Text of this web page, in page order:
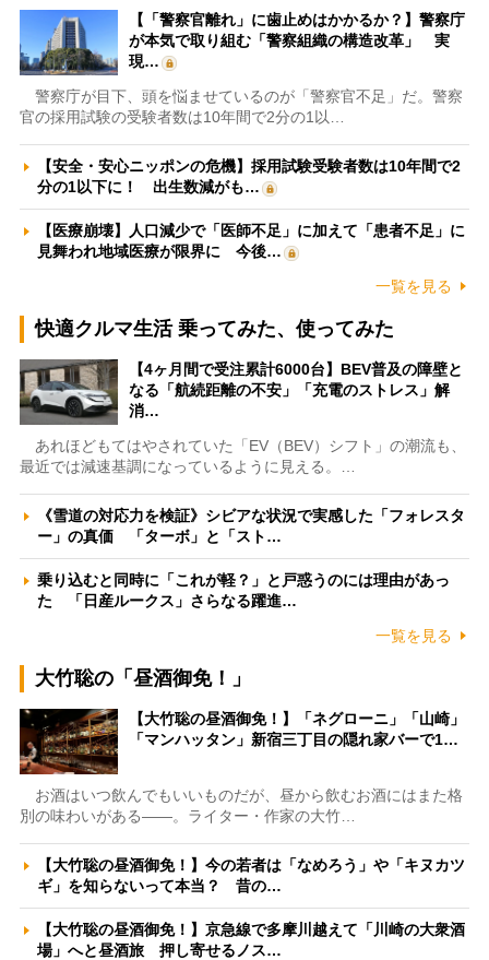
【「警察官離れ」に歯止めはかかるか？】警察庁
が本気で取り組む「警察組織の構造改革」 実
現…
警察庁が目下、頭を悩ませているのが「警察官不足」だ。警察
官の採用試験の受験者数は10年間で2分の1以…
【安全・安心ニッポンの危機】採用試験受験者数は10年間で2
分の1以下に！ 出生数減がも…
【医療崩壊】人口減少で「医師不足」に加えて「患者不足」に
見舞われ地域医療が限界に 今後…
一覧を見る
快適クルマ生活 乗ってみた、使ってみた
【4ヶ月間で受注累計6000台】BEV普及の障壁と
なる「航続距離の不安」「充電のストレス」解
消…
あれほどもてはやされていた「EV（BEV）シフト」の潮流も、
最近では減速基調になっているように見える。…
《雪道の対応力を検証》シビアな状況で実感した「フォレスタ
ー」の真価 「ターボ」と「スト…
乗り込むと同時に「これが軽？」と戸惑うのには理由があっ
た 「日産ルークス」さらなる躍進…
一覧を見る
大竹聡の「昼酒御免！」
【大竹聡の昼酒御免！】「ネグローニ」「山崎」
「マンハッタン」新宿三丁目の隠れ家バーで1…
お酒はいつ飲んでもいいものだが、昼から飲むお酒にはまた格
別の味わいがある――。ライター・作家の大竹…
【大竹聡の昼酒御免！】今の若者は「なめろう」や「キヌカツ
ギ」を知らないって本当？ 昔の…
【大竹聡の昼酒御免！】京急線で多摩川越えて「川崎の大衆酒
場」へと昼酒旅 押し寄せるノス…